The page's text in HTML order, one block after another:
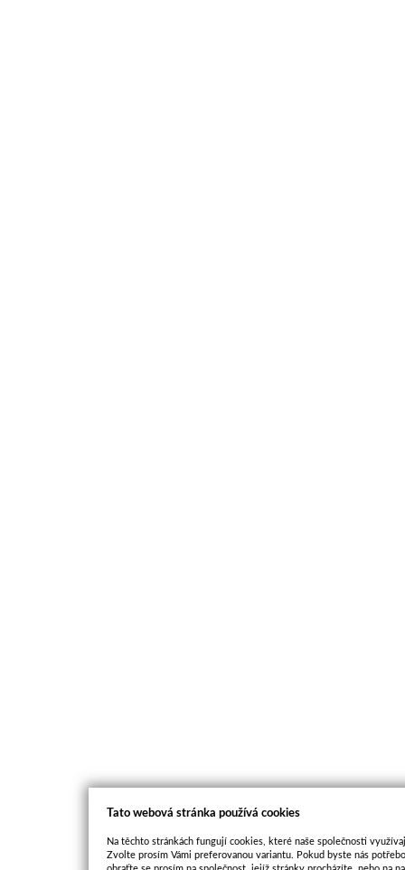
Tato webová stránka používá cookies
Na těchto stránkách fungují cookies, které naše společnosti
Zvolte prosím Vámi preferovanou variantu. Pokud byste nás